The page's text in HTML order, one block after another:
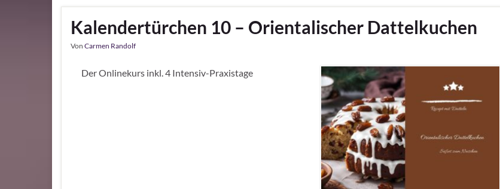
Kalendertürchen 10 – Orientalischer Dattelkuchen
Von Carmen Randolf
Der Onlinekurs inkl. 4 Intensiv-Praxistage